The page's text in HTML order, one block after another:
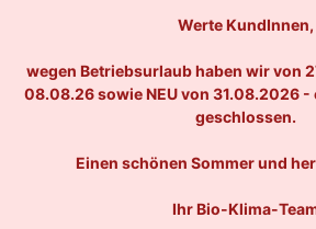
Werte KundInnen,
wegen Betriebsurlaub haben wir von
08.08.26 sowie NEU von 31.08.2026
geschlossen.
Einen schönen Sommer und
Ihr Bio-Klima-